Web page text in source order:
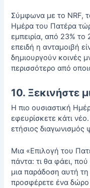
Σύμφωνα με το NRF,
Ημέρα του Πατέρα
εμπειρία, από 23% το
επειδή η ανταμοιβή
δημιουργούν κοινές
περισσότερο από
10. Ξεκινήστε
Η πιο ουσιαστική
εφευρίσκετε κάτι
ετήσιος διαγωνισμός
Μια «Επιλογή του
πάντα: τι θα φάει, πού
μια παράδοση αυτή
προσφέρετε ένα